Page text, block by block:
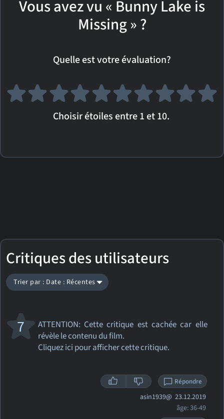
Vous avez vu « Bunny Lake is
Missing » ?
Quelle est votre évaluation?
Choisir étoiles entre 1 et 10.
Critiques des utilisateurs
Trier par : Date : Récentes
ATTENTION: Cette critique est cachée car elle
révèle le contenu du film.
Cliquez ici pour afficher cette critique.
7
Répondre
asin1939@ 23.12.2019
âge: 36-49